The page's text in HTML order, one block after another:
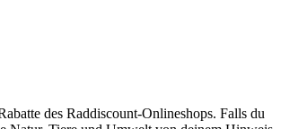
des Raddiscount-Onlineshops. Falls du